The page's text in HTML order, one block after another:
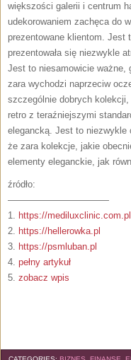
większości galerii i centrum
udekorowaniem zachęca do
prezentowane klientom.
prezentowała się niezwykle
Jest to niesamowicie ważne,
zara wychodzi naprzeciw
szczególnie dobrych kolekcji,
retro z teraźniejszymi
elegancką. Jest to niezwykle
że zara kolekcje, jakie
elementy eleganckie, jak
źródło:
———————————
1. https://mediluxclinic.com.pl
2. https://hellerowka.pl
3. https://psmluban.pl
4. pełny artykuł
5. zobacz wpis